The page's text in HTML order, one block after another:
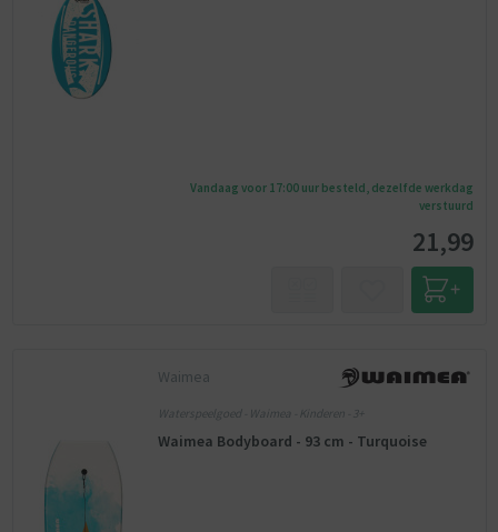
Vandaag voor 17:00 uur besteld, dezelfde werkdag
verstuurd
21,99
Waimea
Waterspeelgoed - Waimea - Kinderen - 3+
Waimea Bodyboard - 93 cm - Turquoise